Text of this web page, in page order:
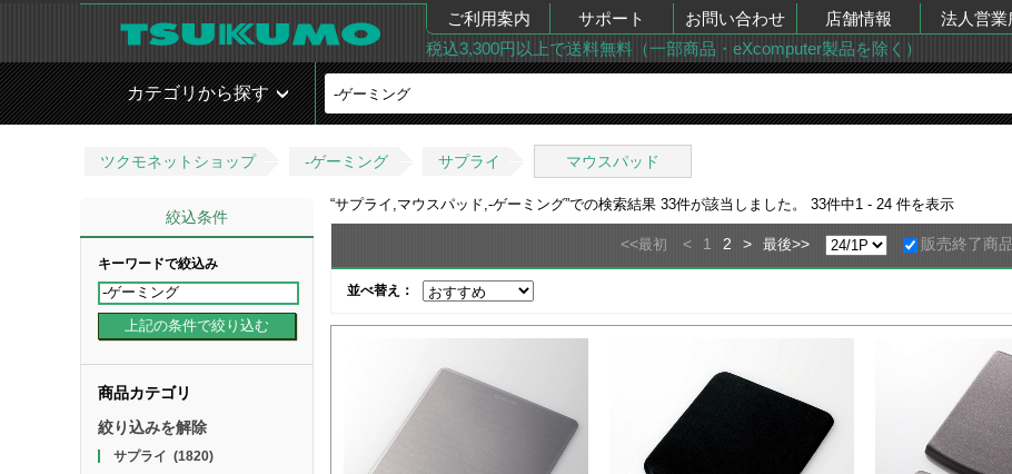
ご利用案内 サポート お問い合わせ 店舗情報 法人営業
税込3,300円以上で送料無料（一部商品・eXcomputer製品を除く）
カテゴリから探す
ツクモネットショップ -ゲーミング サプライ マウスパッド
絞込条件
キーワードで絞込み
商品カテゴリ
絞り込みを解除
サプライ (1820)
“サプライ,マウスパッド,-ゲーミング”での検索結果 33件が該当しました。 33件中1 - 24 件を表示
<<最初 < 1 2 > 最後>> 販売終了商
並べ替え：